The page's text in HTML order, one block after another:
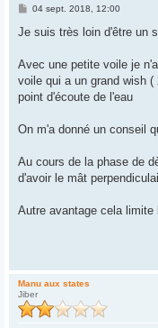
M
s
g
04 sept. 2018, 12:00
Je suis très loin d'être un
Avec une petite voile je
voile qui a un grand wish
point d'écoute de l'eau
On m'a donné un conseil
Au cours de la phase de
d'avoir le mât
Autre avantage cela
Manu aux states
Jiber